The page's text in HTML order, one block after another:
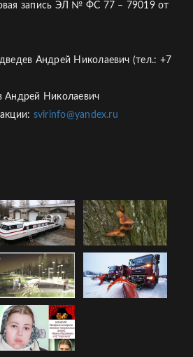
запись ЭЛ № ФС 77 – 79019 от
Андрей Николаевич (тел.: +7
Андрей Николаевич
svirinfo@yandex.ru